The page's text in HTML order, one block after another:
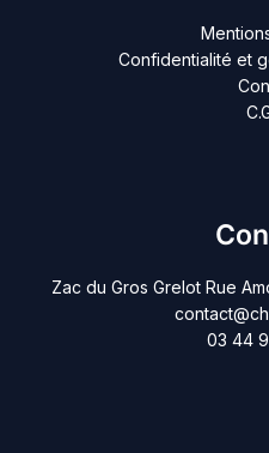
Confidentialité et
Zac du Gros Grelot Rue
03 44